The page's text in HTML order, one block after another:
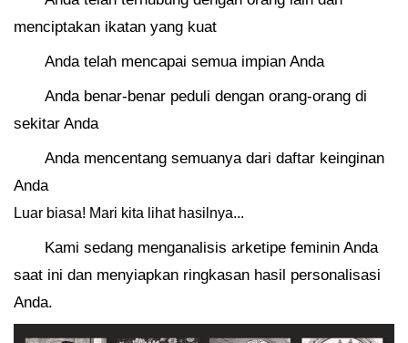
menciptakan ikatan yang kuat
Anda telah mencapai semua impian Anda
Anda benar-benar peduli dengan orang-orang di
sekitar Anda
Anda mencentang semuanya dari daftar keinginan
Anda
Luar biasa! Mari kita lihat hasilnya...
Kami sedang menganalisis arketipe feminin Anda
saat ini dan menyiapkan ringkasan hasil personalisasi
Anda.